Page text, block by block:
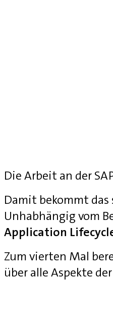
Die Arbeit an der
Damit bekommt
Unhabhängig vom
Application
Zum vierten Mal
über alle Aspekte